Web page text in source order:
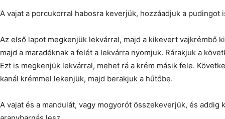
A vajat a porcukorral habosra keverjük, hozzáadjuk a pudingot
Az első lapot megkenjük lekvárral, majd a kikevert vajkrémbő
majd a maradéknak a felét a lekvárra nyomjuk. Rárakjuk a
Ezt is megkenjük lekvárral, mehet rá a krém másik fele.
kanál krémmel lekenjük, majd berakjuk a hűtőbe.
A vajat és a mandulát, vagy mogyorót összekeverjük, és addig